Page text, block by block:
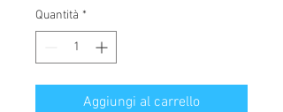
Quantità *
Aggiungi al carrello